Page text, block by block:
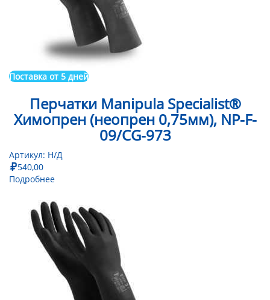
Поставка от 5 дней
Перчатки Manipula Specialist®
Химопрен (неопрен 0,75мм), NP-F-
09/CG-973
Артикул: Н/Д
540,00
Подробнее